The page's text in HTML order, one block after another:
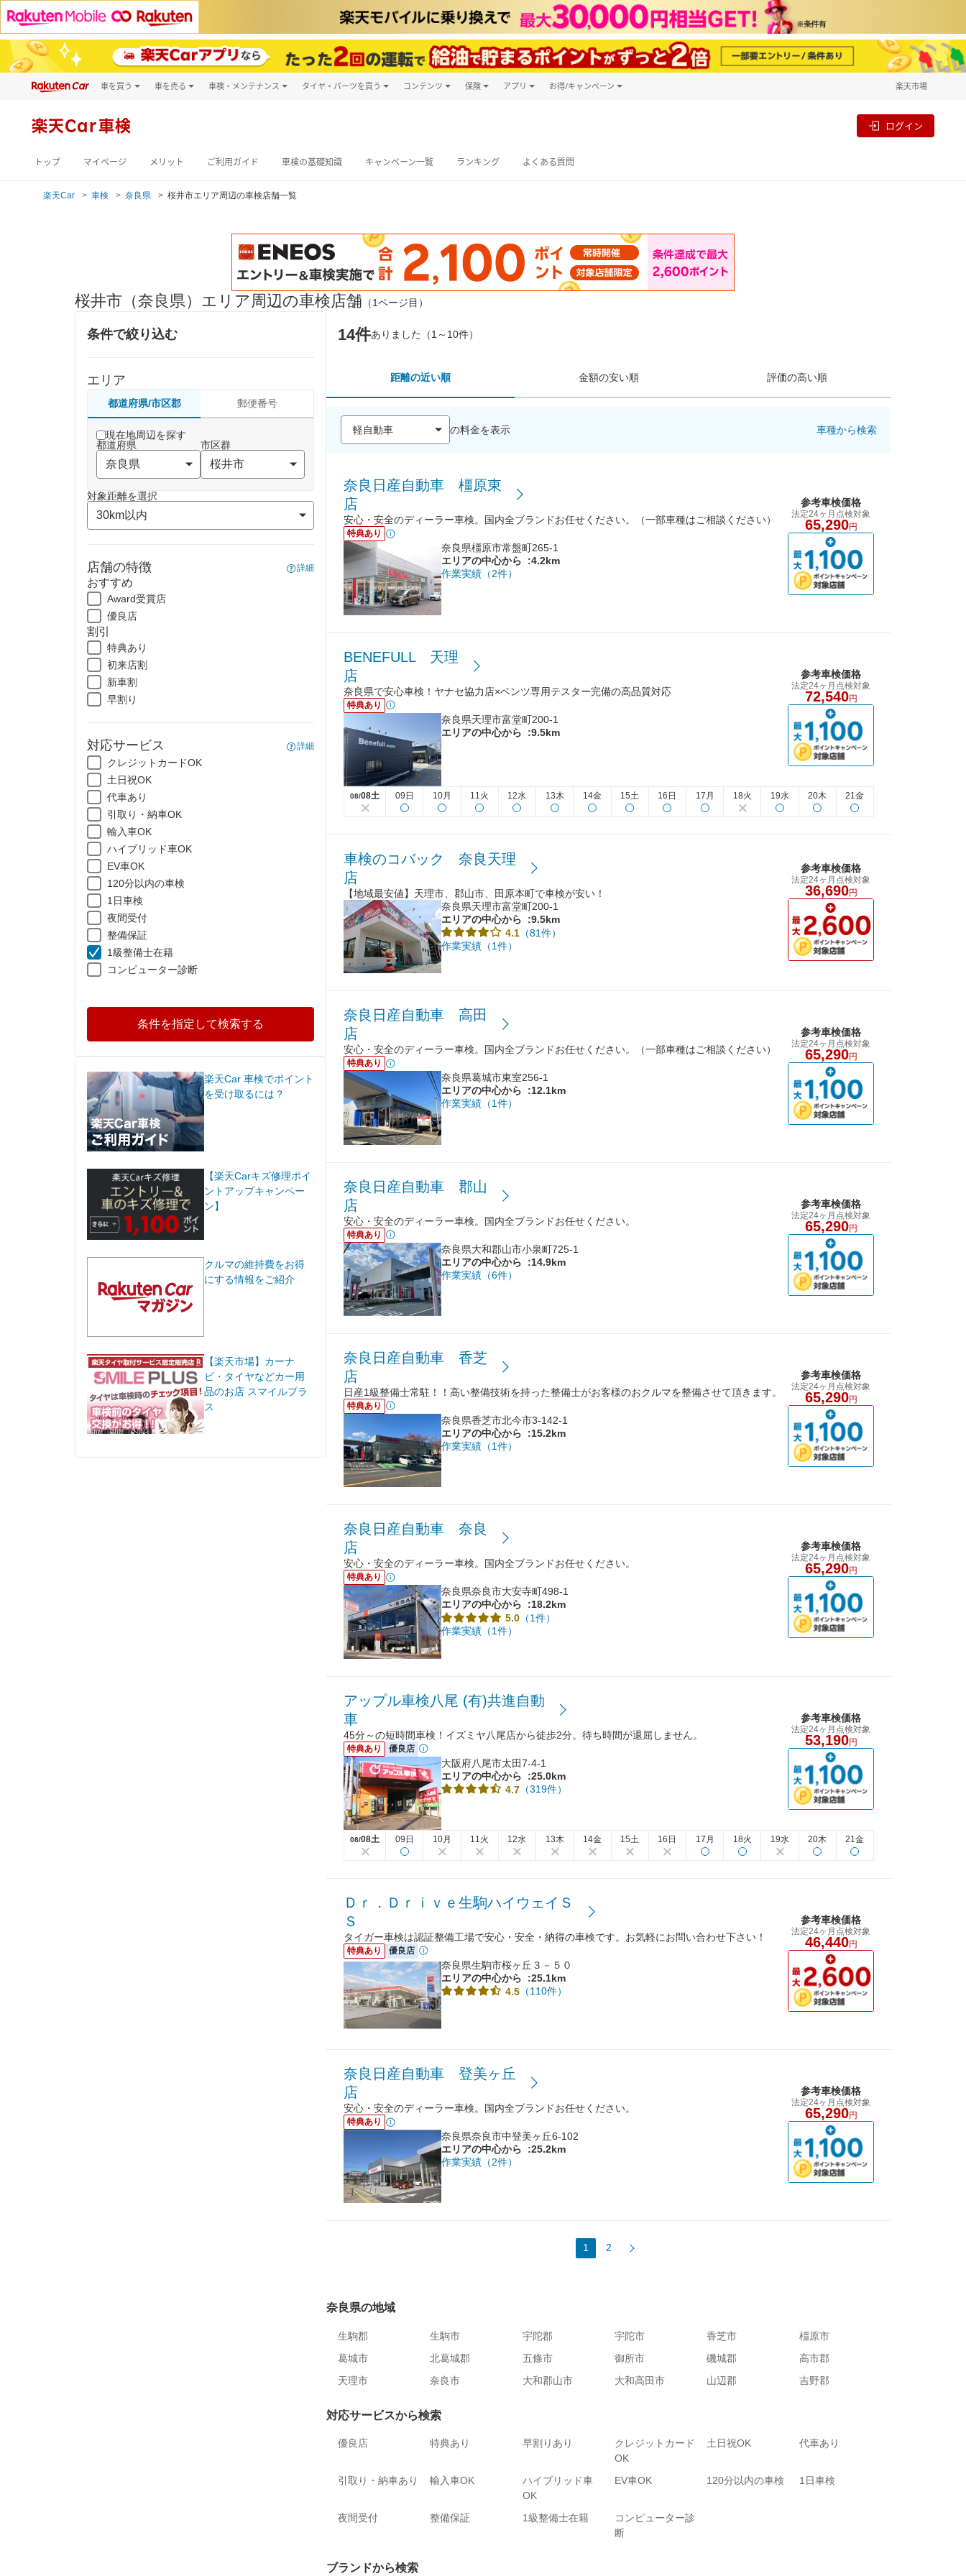
車を買う
新車
車を売る 車検・メンテナンス タイヤ・パーツを買う コンテンツ 保険 アプリ お得/キャンペーン 楽天市場
楽天Car車検 ログイン
トップ マイページ メリット ご利用ガイド 車検の基礎知識 キャンペーン一覧 ランキング よくある質問
楽天Car 車検 奈良県 桜井市エリア周辺の車検店舗一覧
桜井市（奈良県）エリア周辺の車検店舗 （1ページ目）
条件で絞り込む
エリア
都道府県/市区郡 郵便番号
現在地周辺を探す
都道府県
市区群
対象距離を選択
店舗の特徴 詳細
おすすめ
Award受賞店
優良店
割引
特典あり
初来店割
新車割
早割り
対応サービス 詳細
クレジットカードOK
土日祝OK
代車あり
引取り・納車OK
輸入車OK
ハイブリッド車OK
EV車OK
120分以内の車検
1日車検
夜間受付
整備保証
1級整備士在籍
コンピューター診断
条件を指定して検索する
楽天Car 車検でポイント
を受け取るには？
【楽天Carキズ修理ポイ
ントアップキャンペー
ン】
クルマの維持費をお得
にする情報をご紹介
【楽天市場】カーナ
ビ・タイヤなどカー用
品のお店 スマイルプラ
ス
14件ありました（1～10件）
距離の近い順 金額の安い順 評価の高い順
の料金を表示 車種から検索
奈良日産自動車 橿原東
店
安心・安全のディーラー車検。国内全ブランドお任せください。（一部車種はご相談ください）
特典あり
奈良県橿原市常盤町265-1
エリアの中心から
:4.2km
作業実績（2件）
参考車検価格
法定24ヶ月点検対象
65,290円
BENEFULL 天理
店
奈良県で安心車検！ヤナセ協力店×ベンツ専用テスター完備の高品質対応
特典あり
奈良県天理市富堂町200-1
エリアの中心から
:9.5km
参考車検価格
法定24ヶ月点検対象
72,540円
08/08土 09日 10月 11火 12水 13木 14金 15土 16日 17月 18火 19水 20木 21金
車検のコバック 奈良天理
店
【地域最安値】天理市、郡山市、田原本町で車検が安い！
奈良県天理市富堂町200-1
エリアの中心から
:9.5km
4.1 （81件）
作業実績（1件）
参考車検価格
法定24ヶ月点検対象
36,690円
奈良日産自動車 高田
店
安心・安全のディーラー車検。国内全ブランドお任せください。（一部車種はご相談ください）
特典あり
奈良県葛城市東室256-1
エリアの中心から
:12.1km
作業実績（1件）
参考車検価格
法定24ヶ月点検対象
65,290円
奈良日産自動車 郡山
店
安心・安全のディーラー車検。国内全ブランドお任せください。
特典あり
奈良県大和郡山市小泉町725-1
エリアの中心から
:14.9km
作業実績（6件）
参考車検価格
法定24ヶ月点検対象
65,290円
奈良日産自動車 香芝
店
日産1級整備士常駐！！高い整備技術を持った整備士がお客様のおクルマを整備させて頂きます。
特典あり
奈良県香芝市北今市3-142-1
エリアの中心から
:15.2km
作業実績（1件）
参考車検価格
法定24ヶ月点検対象
65,290円
奈良日産自動車 奈良
店
安心・安全のディーラー車検。国内全ブランドお任せください。
特典あり
奈良県奈良市大安寺町498-1
エリアの中心から
:18.2km
5.0 （1件）
作業実績（1件）
参考車検価格
法定24ヶ月点検対象
65,290円
アップル車検八尾 (有)共進自動
車
45分～の短時間車検！イズミヤ八尾店から徒歩2分。待ち時間が退屈しません。
特典あり 優良店
大阪府八尾市太田7-4-1
エリアの中心から
:25.0km
4.7 （319件）
参考車検価格
法定24ヶ月点検対象
53,190円
08/08土 09日 10月 11火 12水 13木 14金 15土 16日 17月 18火 19水 20木 21金
Ｄｒ．Ｄｒｉｖｅ生駒ハイウェイＳ
Ｓ
タイガー車検は認証整備工場で安心・安全・納得の車検です。お気軽にお問い合わせ下さい！
特典あり 優良店
奈良県生駒市桜ヶ丘３－５０
エリアの中心から
:25.1km
4.5 （110件）
参考車検価格
法定24ヶ月点検対象
46,440円
奈良日産自動車 登美ヶ丘
店
安心・安全のディーラー車検。国内全ブランドお任せください。
特典あり
奈良県奈良市中登美ヶ丘6-102
エリアの中心から
:25.2km
作業実績（2件）
参考車検価格
法定24ヶ月点検対象
65,290円
1 2
奈良県の地域
生駒郡 生駒市 宇陀郡 宇陀市 香芝市
橿原市
葛城市
北葛城郡 五條市 御所市 磯城郡
高市郡
天理市
奈良市 大和郡山市 大和高田市 山辺郡 吉野郡
対応サービスから検索
優良店 特典あり 早割りあり
クレジットカード
OK
土日祝OK 代車あり
引取り・納車あり 輸入車OK
ハイブリッド車
OK
EV車OK 120分以内の車検 1日車検
夜間受付 整備保証 1級整備士在籍
コンピューター診
断
ブランドから検索